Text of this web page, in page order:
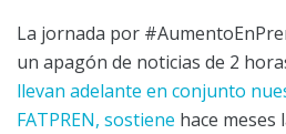
La jornada por
un apagón de noticias de 2
llevan adelante en conjunto
FATPREN, sostiene hace meses